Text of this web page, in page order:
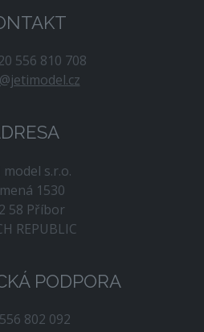
556 810 708
model s.r.o.
1530
58 Příbor
REPUBLIC
PODPORA
802 092